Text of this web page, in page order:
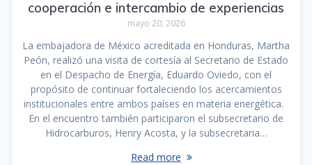
cooperación e intercambio de experiencias
mayo 20, 2026
La embajadora de México acreditada en Honduras, Martha
Peón, realizó una visita de cortesía al Secretario de Estado
en el Despacho de Energía, Eduardo Oviedo, con el
propósito de continuar fortaleciendo los acercamientos
institucionales entre ambos países en materia energética.
En el encuentro también participaron el subsecretario de
Hidrocarburos, Henry Acosta, y la subsecretaria…
Read more